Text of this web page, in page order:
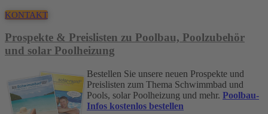
KONTAKT
Prospekte & Preislisten zu Poolbau, Poolzubehör
und solar Poolheizung
Bestellen Sie unsere neuen Prospekte und
Preislisten zum Thema Schwimmbad und
Pools, solar Poolheizung und mehr. Poolbau-
Infos kostenlos bestellen